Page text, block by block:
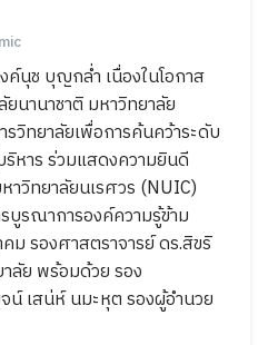
นุช บุญกล่ำ เนื่องในโอกาส
นานาชาติ มหาวิทยาลัย
วิทยาลัยเพื่อการค้นคว้าระดับ
หาร ร่วมแสดงความยินดี
วิทยาลัยนเรศวร (NUIC)
รณาการองค์ความรู้ข้าม
ม รองศาสตราจารย์ ดร.สิขริ
ลัย พร้อมด้วย รอง
เสน่ห์ นมะหุต รองผู้อำนวย